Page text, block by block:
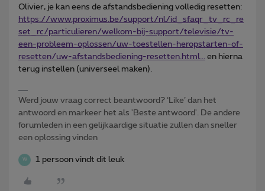
Olivier, je kan eens de afstandsbediening volledig resetten:
https://www.proximus.be/support/nl/id_sfaqr_tv_rc_re
set_rc/particulieren/welkom-bij-support/televisie/tv-
een-probleem-oplossen/uw-toestellen-heropstarten-of-
resetten/uw-afstandsbediening-resetten.html...
en hierna
terug instellen (universeel maken).
Werd jouw vraag correct beantwoord? ‘Like’ dan het
antwoord en markeer het als 'Beste antwoord'. De andere
forumleden in een gelijkaardige situatie zullen dan sneller
een oplossing vinden
W 1 persoon vindt dit leuk